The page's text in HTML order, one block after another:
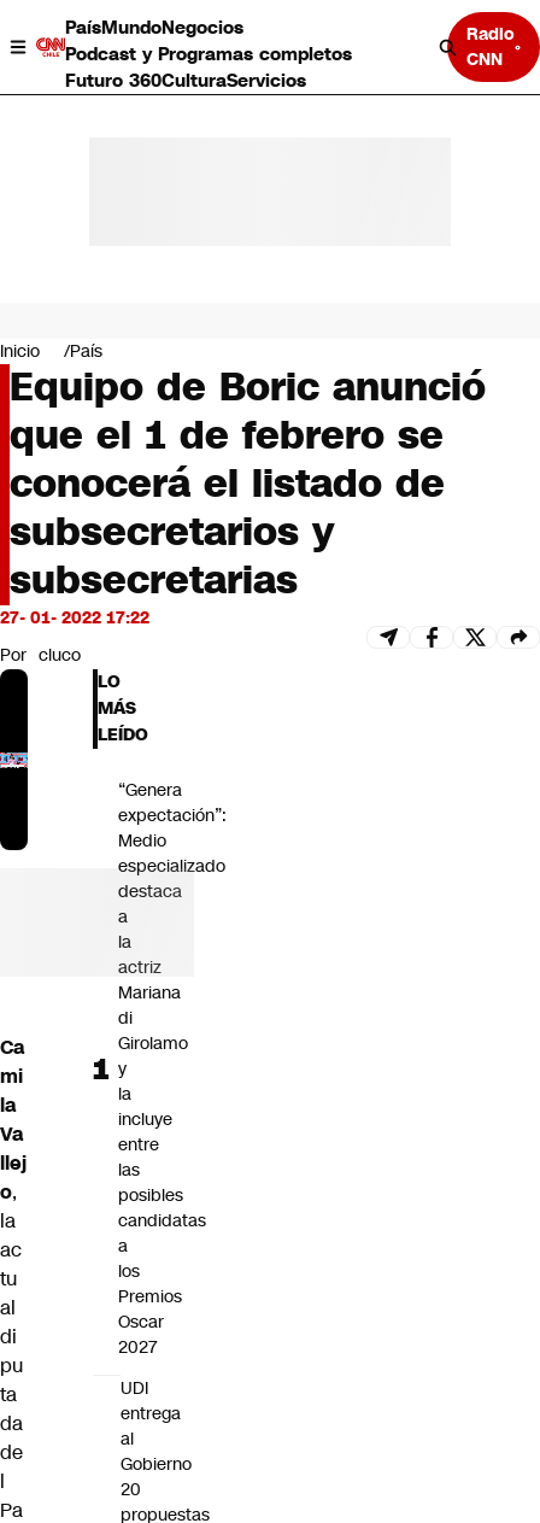
PaísMundoNegocios
Podcast y Programas completos
Futuro 360CulturaServicios
Radio
CNN
Negocios
Deportes
Programas completos
Cultura
Servicios
Bits
CNN tiempo
Futuro 360
Opinión
Inicio País
Equipo de Boric anunció
que el 1 de febrero se
conocerá el listado de
subsecretarios y
subsecretarias
27- 01- 2022 17:22
Por cluco
Ca
mi
la
Va
llej
o,
la
ac
tu
al
di
pu
ta
da
de
l
Pa
LO
MÁS
LEÍDO
“Genera
expectación”:
Medio
especializado
destaca
a
la
actriz
Mariana
di
Girolamo
y
la
incluye
entre
las
posibles
candidatas
a
los
Premios
Oscar
2027
UDI
entrega
al
Gobierno
20
propuestas